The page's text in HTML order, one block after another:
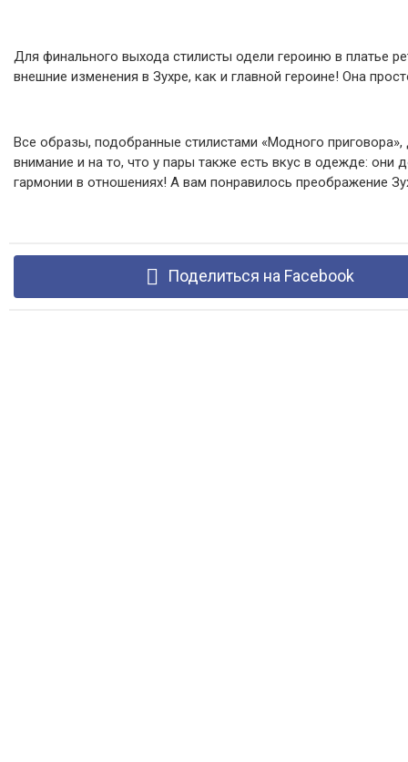
Для финального выхода стилисты одели героиню в платье
внешние изменения в Зухре, как и главной героине! Она
Все образы, подобранные стилистами «Модного
внимание и на то, что у пары также есть вкус в одежде:
гармонии в отношениях! А вам понравилось преображение
Поделиться на Facebook